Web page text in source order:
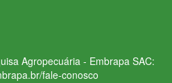
Agropecuária - Embrapa SAC:
fale-conosco